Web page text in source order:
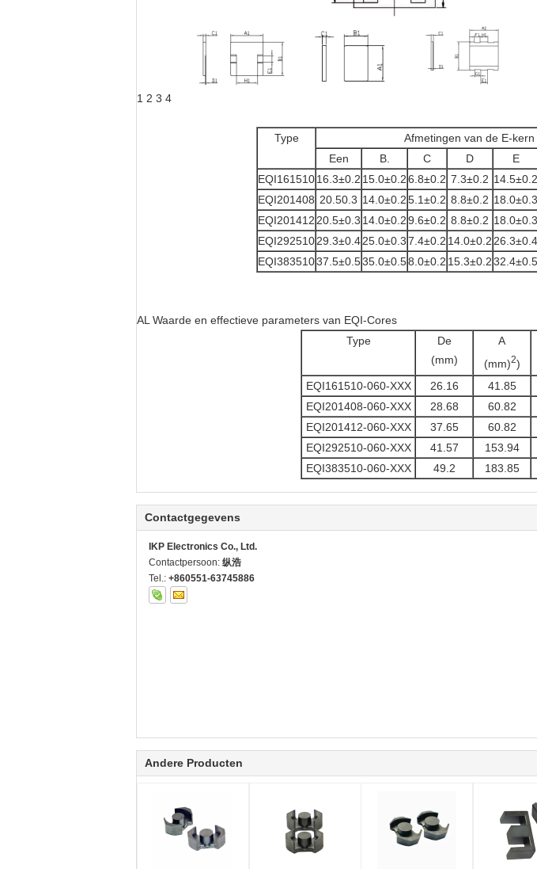
1 2 3 4
Type Afmetingen van de E-kern
Een
B. C D E
EQI16151016.3±0.2 15.0±0.26.8±0.2 7.3±0.2 14.5±0.2
EQI201408 20.50.3 14.0±0.25.1±0.2 8.8±0.2 18.0±0.3
EQI201412 20.5±0.3 14.0±0.29.6±0.2 8.8±0.2 18.0±0.3
EQI29251029.3±0.425.0±0.37.4±0.2 14.0±0.2 26.3±0.4
EQI38351037.5±0.535.0±0.58.0±0.2 15.3±0.232.4±0.5
AL Waarde en effectieve parameters van EQI-Cores
Type
De
(mm)
A
(mm)2)
EQI161510-060-XXX
26.16 41.85
EQI201408-060-XXX
28.68 60.82
EQI201412-060-XXX
37.65 60.82
EQI292510-060-XXX
41.57 153.94
EQI383510-060-XXX
49.2 183.85
Contactgegevens
IKP Electronics Co., Ltd.
Contactpersoon: 纵浩
Tel.: +860551-63745886
Andere Producten